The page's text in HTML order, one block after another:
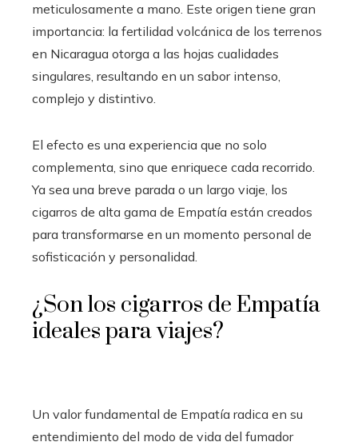
meticulosamente a mano. Este origen tiene gran
importancia: la fertilidad volcánica de los terrenos
en Nicaragua otorga a las hojas cualidades
singulares, resultando en un sabor intenso,
complejo y distintivo.
El efecto es una experiencia que no solo
complementa, sino que enriquece cada recorrido.
Ya sea una breve parada o un largo viaje, los
cigarros de alta gama de Empatía están creados
para transformarse en un momento personal de
sofisticación y personalidad.
¿Son los cigarros de Empatía
ideales para viajes?
Un valor fundamental de Empatía radica en su
entendimiento del modo de vida del fumador